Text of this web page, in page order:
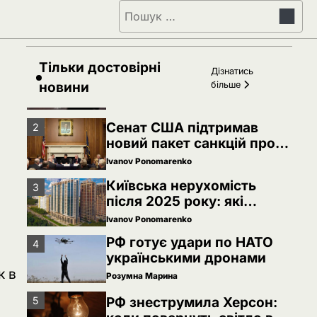
Пошук:
в
Тільки достовірні
новини
Дізнатись
більше
РФ знеструмила Херсон:
коли повернуть світло в
оселі
Невідомі безпілотники
помітили над військовою
2
Сенат США підтримав
новий пакет санкцій проти
Росії: що буде далі
Ivanov Ponomarenko
3
Київська нерухомість
після 2025 року: які
проєкти формують новий
вигляд столиці
Ivanov Ponomarenko
4
РФ готує удари по НАТО
українськими дронами
Розумна Марина
5
РФ знеструмила Херсон: